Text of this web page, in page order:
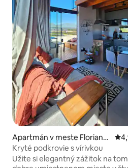
Apartmán v meste Florianó
polis
Kryté podkrovie s vírivkou
Užite si elegantný zážitok na